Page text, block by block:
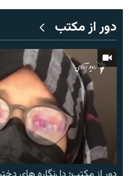
دور از مکتب